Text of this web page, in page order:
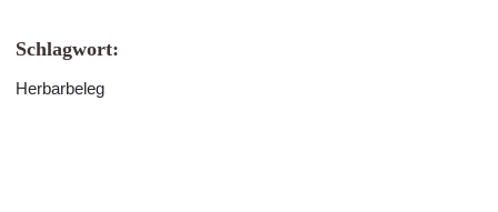
Schlagwort:
Herbarbeleg